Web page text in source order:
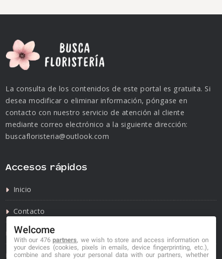
La consulta de los contenidos de este portal es gratuita. Si
desea modificar o eliminar información, póngase en
contacto con nuestro servicio de atención al cliente
mediante correo electrónico a la siguiente dirección:
buscafloristeria@outlook.com
Accesos rápidos
Inicio
Contacto
Política de privacidad
Política de cookies
Welcome
With our 476partners, we wish to store and access information on
your devices (cookies, pixels in emails, device fingerprinting, etc.),
combine and share your personal data with our partners, whether